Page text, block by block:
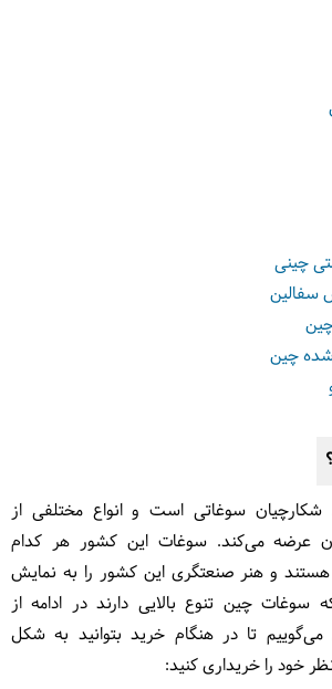
چینی
سفالین
چین
سوغاتی است و انواع مختلفی از
عرضه می‌کند. سوغات این کشور هر کدام
هستند و هنر صنعتگری این کشور را به نمایش
سوغات چین تنوع بالایی دارند در ادامه از
تا در هنگام خرید بتوانید به شکل
خود را خریداری کنید: